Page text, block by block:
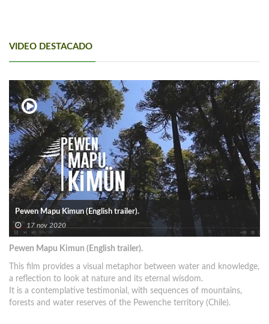
VIDEO DESTACADO
Pewen Mapu Kimun (English trailer).
17 nov 2020
Pewen Mapu Kimun (English trailer).
This film provides a visual metaphor between water and knowledge,
a reflection to look at nature and its eternal wisdom.
It is a contemplative testimonial, with sequences of mountains,
forests and water reserves of the Pewenche territory (Chile).